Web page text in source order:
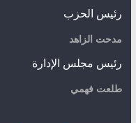
رئيس الحزب
مدحت الزاهد
رئيس مجلس الإدارة
طلعت فهمي